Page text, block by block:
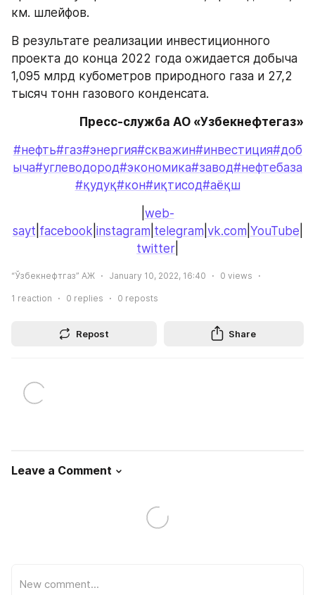
км. шлейфов.
В результате реализации инвестиционного
проекта до конца 2022 года ожидается добыча
1,095 млрд кубометров природного газа и 27,2
тысяч тонн газового конденсата.
Пресс-служба АО «Узбекнефтегаз»
#нефть#газ#энергия#скважин#инвестиция#доб
ыча#углеводород#экономика#завод#нефтебаза
#қудуқ#кон#иқтисод#аёқш
web-
sayt facebook instagram telegram vk.com YouTube
twitter
“Ўзбекнефтгаз” АЖ January 10, 2022, 16:40 0 views
1 reaction 0 replies 0 reposts
Repost Share
Leave a Comment